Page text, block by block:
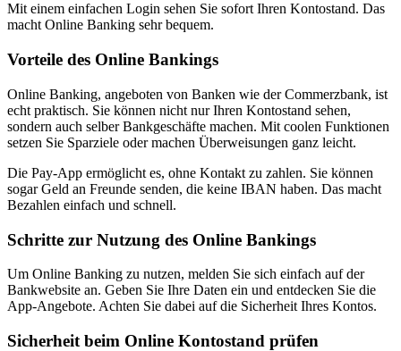
Mit einem einfachen Login sehen Sie sofort Ihren Kontostand. Das
macht Online Banking sehr bequem.
Vorteile des Online Bankings
Online Banking, angeboten von Banken wie der Commerzbank, ist
echt praktisch. Sie können nicht nur Ihren Kontostand sehen,
sondern auch selber Bankgeschäfte machen. Mit coolen Funktionen
setzen Sie Sparziele oder machen Überweisungen ganz leicht.
Die Pay-App ermöglicht es, ohne Kontakt zu zahlen. Sie können
sogar Geld an Freunde senden, die keine IBAN haben. Das macht
Bezahlen einfach und schnell.
Schritte zur Nutzung des Online Bankings
Um Online Banking zu nutzen, melden Sie sich einfach auf der
Bankwebsite an. Geben Sie Ihre Daten ein und entdecken Sie die
App-Angebote. Achten Sie dabei auf die Sicherheit Ihres Kontos.
Sicherheit beim Online Kontostand prüfen